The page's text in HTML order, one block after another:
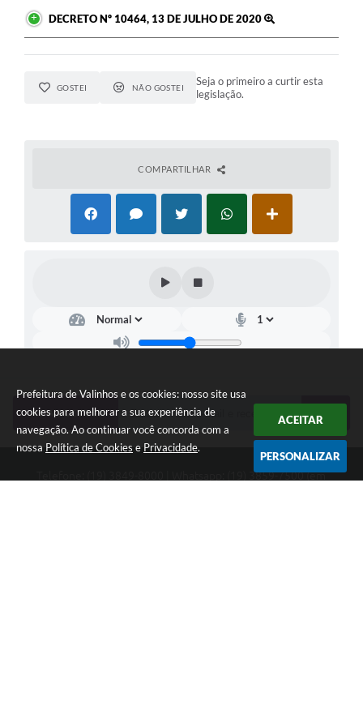
Prefeitura de Valinhos e os cookies: nosso site usa
cookies para melhorar a sua experiência de
navegação. Ao continuar você concorda com a
nossa Política de Cookies e Privacidade.
ACEITAR
PERSONALIZAR
DECRETO Nº 10464, 13 DE JULHO DE 2020
GOSTEI NÃO GOSTEI
Seja o primeiro a curtir esta
legislação.
COMPARTILHAR
NEWSLETTER
Telefone: (19) 3849-8000 | Whatsapp: (19) 3859-7500 (em